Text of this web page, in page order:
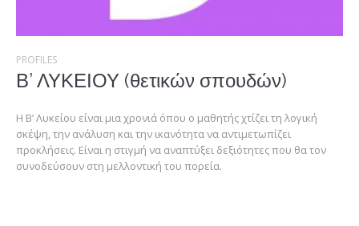
PROFILES
Β’ ΛΥΚΕΙΟΥ (θετικών σπουδών)
Η Β’ Λυκείου είναι μια χρονιά όπου ο μαθητής χτίζει τη λογική
σκέψη, την ανάλυση και την ικανότητα να αντιμετωπίζει
προκλήσεις. Είναι η στιγμή να αναπτύξει δεξιότητες που θα τον
συνοδεύσουν στη μελλοντική του πορεία.